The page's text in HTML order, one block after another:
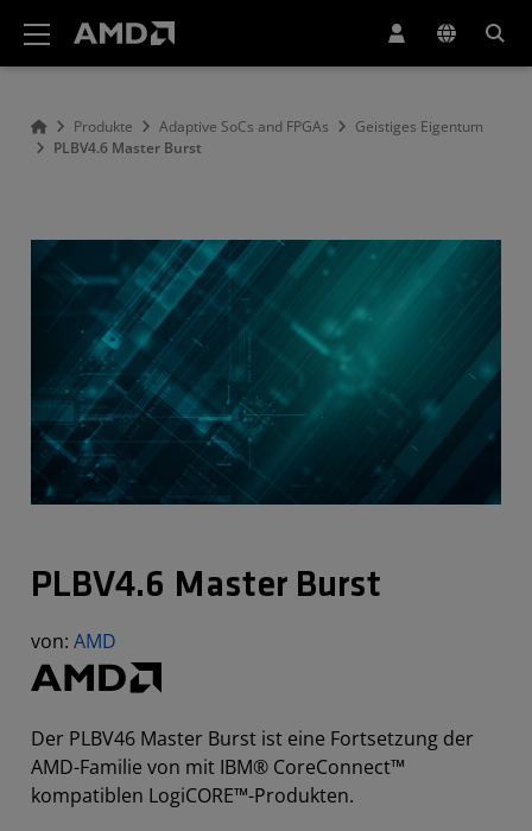
Produkte Adaptive SoCs and FPGAs
Geistiges Eigentum
PLBV4.6 Master Burst
PLBV4.6 Master Burst
von: AMD
Der PLBV46 Master Burst ist eine Fortsetzung der
AMD-Familie von mit IBM® CoreConnect™
kompatiblen LogiCORE™-Produkten.